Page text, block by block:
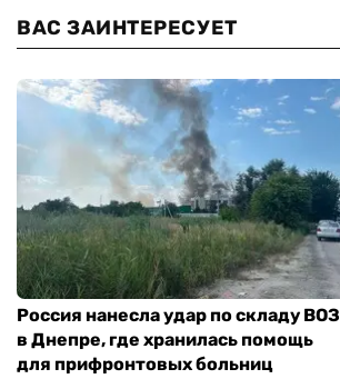
ВАС ЗАИНТЕРЕСУЕТ
Россия нанесла удар по складу ВОЗ
в Днепре, где хранилась помощь
для прифронтовых больниц